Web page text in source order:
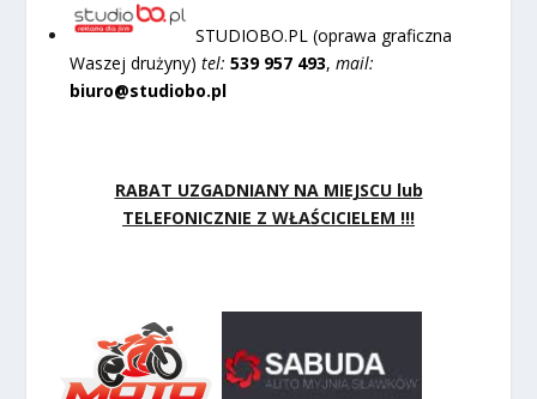
STUDIOBO.PL (oprawa graficzna
Waszej drużyny)tel: 539 957 493,mail:
biuro@studiobo.pl
RABAT UZGADNIANY NA MIEJSCU lub
TELEFONICZNIE Z WŁAŚCICIELEM !!!